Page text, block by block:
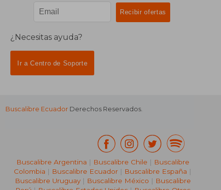
¿Necesitas ayuda?
Ir a Centro de Soporte
Buscalibre Ecuador Derechos Reservados.
Buscalibre Argentina | Buscalibre Chile | Buscalibre
Colombia | Buscalibre Ecuador | Buscalibre España |
Buscalibre Uruguay| Buscalibre México | Buscalibre